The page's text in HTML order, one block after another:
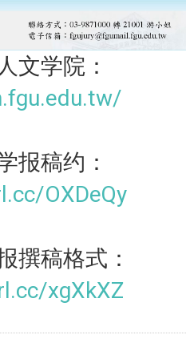
文学院：
报稿约：
OXDeQy
撰稿格式：
xgXkXZ